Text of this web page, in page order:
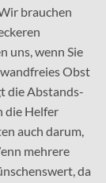
brauchen
uns, wenn Sie
Obst
die Abstands-
die Helfer
auch darum,
mehrere
da